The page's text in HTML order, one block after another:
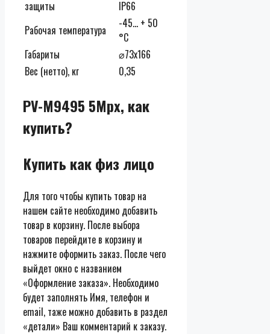
защиты
IP66
Рабочая температура
-45… + 50
°С
Габариты
⌀73х166
Вес (нетто), кг
0,35
PV-M9495 5Mpx, как
купить?
Купить как физ лицо
Для того чтобы купить товар на
нашем сайте необходимо добавить
товар в корзину. После выбора
товаров перейдите в корзину и
нажмите оформить заказ. После чего
выйдет окно с названием
«Оформление заказа». Необходимо
будет заполнять Имя, телефон и
email, таже можно добавить в раздел
«детали» Ваш комментарий к заказу.